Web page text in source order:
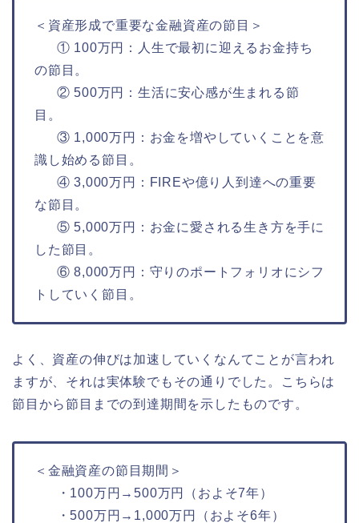
＜資産形成で重要な金融資産の節目＞
① 100万円：人生で最初に迎えるお金持ち
の節目。
② 500万円：生活に安心感が生まれる節
目。
③ 1,000万円：お金を増やしていくことを意
識し始める節目。
④ 3,000万円：FIREや億り人到達への重要
な節目。
⑤ 5,000万円：お金に愛される生き方を手に
した節目。
⑥ 8,000万円：守りのポートフォリオにシフ
トしていく節目。
よく、資産の伸びは加速していくなんてことが言われ
ますが、それは実体験でもその通りでした。こちらは
節目から節目までの到達期間を示したものです。
＜金融資産の節目期間＞
・100万円→500万円（およそ7年）
・500万円→1,000万円（およそ6年）